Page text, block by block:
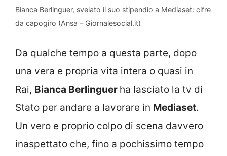
Bianca Berlinguer, svelato il suo stipendio a Mediaset: cifre
da capogiro (Ansa – Giornalesocial.it)
Da qualche tempo a questa parte, dopo
una vera e propria vita intera o quasi in
Rai, Bianca Berlinguer ha lasciato la tv di
Stato per andare a lavorare in Mediaset.
Un vero e proprio colpo di scena davvero
inaspettato che, fino a pochissimo tempo